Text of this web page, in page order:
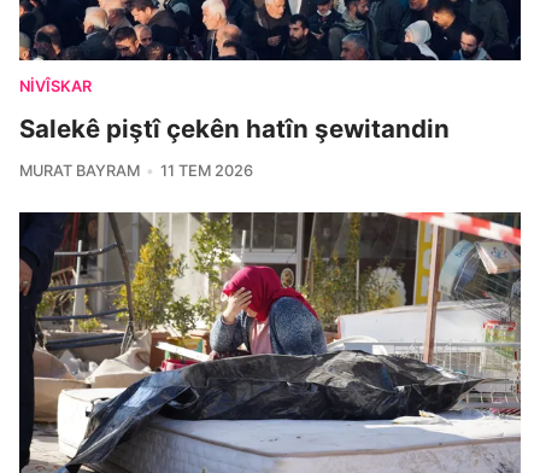
NIVÎSKAR
Salekê piştî çekên hatîn şewitandin
MURAT BAYRAM 11 TEM 2026